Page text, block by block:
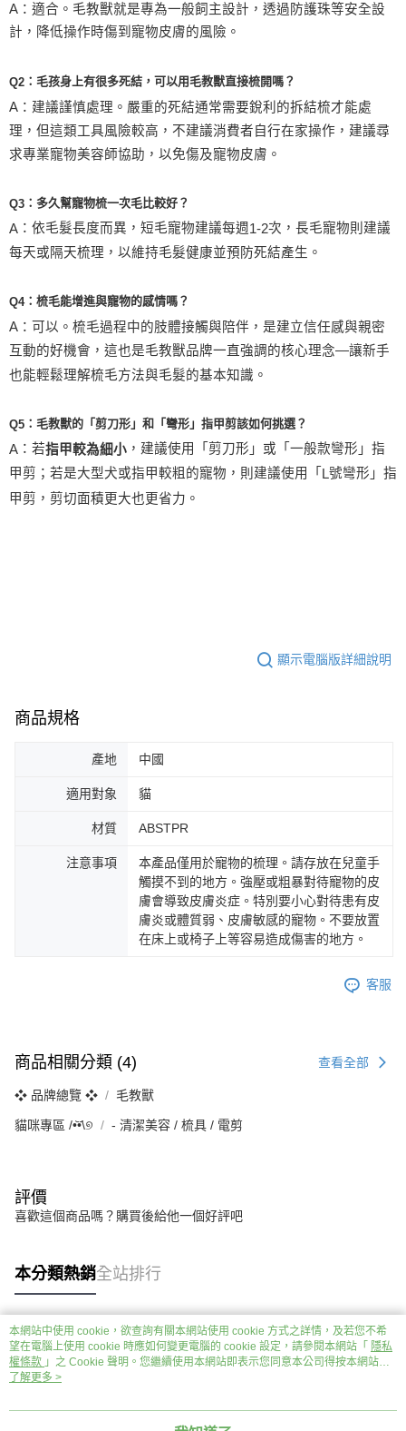
A ：適合。毛教獸就是專為一般飼主設計，透過防護珠等安全設
計，降低操作時傷到寵物皮膚的風險。
Q2 ：毛孩身上有很多死結，可以用毛教獸直接梳開嗎？
A ：建議謹慎處理。嚴重的死結通常需要銳利的拆結梳才能處
理，但這類工具風險較高，不建議消費者自行在家操作，建議尋
求專業寵物美容師協助，以免傷及寵物皮膚。
Q3 ：多久幫寵物梳一次毛比較好？
A ：依毛髮長度而異，短毛寵物建議每週1-2次，長毛寵物則建議
每天或隔天梳理，以維持毛髮健康並預防死結產生。
Q4：梳毛能增進與寵物的感情嗎？
A ：可以。梳毛過程中的肢體接觸與陪伴，是建立信任感與親密
互動的好機會，這也是毛教獸品牌一直強調的核心理念—讓新手
也能輕鬆理解梳毛方法與毛髮的基本知識。
Q5 ：毛教獸的「剪刀形」和「彎形」指甲剪該如何挑選？
A ：若指甲較為細小 ，建議使用「剪刀形」或「一般款彎形」指
甲剪；若是大型犬或指甲較粗的寵物，則建議使用「 L號彎形」指
甲剪，剪切面積更大也更省力。
顯示電腦版詳細說明
商品規格
產地 中國
適用對象 貓
材質 ABSTPR
注意事項
本產品僅用於寵物的梳理。請存放在兒童手
觸摸不到的地方。強壓或粗暴對待寵物的皮
膚會導致皮膚炎症。特別要小心對待患有皮
膚炎或體質弱、皮膚敏感的寵物。不要放置
在床上或椅子上等容易造成傷害的地方。
客服
商品相關分類 (4) 查看全部
❖ 品牌總覽 ❖ 毛教獸
貓咪專區 /•᷅‎‎•᷄\୭ ‐ 清潔美容 / 梳具 / 電剪
評價
喜歡這個商品嗎？購買後給他一個好評吧
本分類熱銷全站排行
熱門標籤
本網站中使用 cookie，欲查詢有關本網站使用 cookie 方式之詳情，及若您不希
望在電腦上使用 cookie 時應如何變更電腦的 cookie 設定，請參閱本網站「 隱私
權條款 」之 Cookie 聲明。您繼續使用本網站即表示您同意本公司得按本網站使
用條款之 Cookie 聲明使用 cookie。
了解更多 >